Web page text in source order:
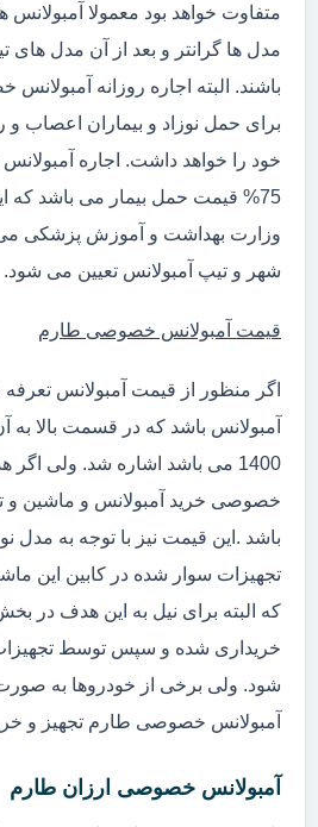
باشند. البته اجاره روزانه
برای حمل نوزاد و بیماران اعصاب
خود را خواهد داشت. اجاره
75% قیمت حمل بیمار می باشد که
وزارت بهداشت و آموزش پزشکی می
شهر و تیپ آمبولانس تعیین می شود.
قیمت آمبولانس خصوصی طارم
اگر منظور از قیمت آمبولانس
آمبولانس باشد که در قسمت بالا
1400 می باشد اشاره شد. ولی
خصوصی خرید آمبولانس و ماشین و
باشد .این قیمت نیز با توجه به مدل
تجهیزات سوار شده در کابین این
که البته برای نیل به این هدف
خریداری شده و سپس توسط
شود. ولی برخی از خودروها به
آمبولانس خصوصی طارم تجهیز و
آمبولانس خصوصی ارزان طارم